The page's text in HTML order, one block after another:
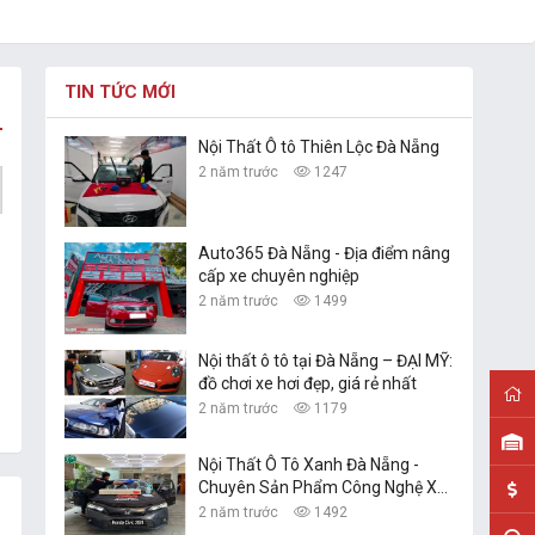
TIN TỨC MỚI
Nội Thất Ô tô Thiên Lộc Đà Nẵng
2 năm trước 1247
Auto365 Đà Nẵng - Địa điểm nâng
cấp xe chuyên nghiệp
2 năm trước 1499
Nội thất ô tô tại Đà Nẵng – ĐẠI MỸ:
đồ chơi xe hơi đẹp, giá rẻ nhất
2 năm trước 1179
Nội Thất Ô Tô Xanh Đà Nẵng -
Chuyên Sản Phẩm Công Nghệ Xe
Hơi
2 năm trước 1492